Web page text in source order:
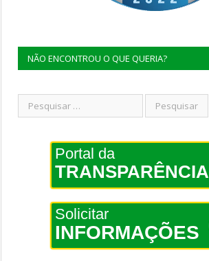
NÃO ENCONTROU O QUE QUERIA?
Portal da
TRANSPARÊNCIA
Solicitar
INFORMAÇÕES